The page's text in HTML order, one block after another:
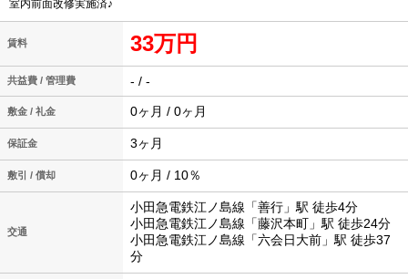
室内前面改修実施済♪
賃料 33万円
共益費 / 管理費 - / -
敷金 / 礼金 0ヶ月 / 0ヶ月
保証金 3ヶ月
敷引 / 償却 0ヶ月 / 10％
交通
小田急電鉄江ノ島線「善行」駅 徒歩4分
小田急電鉄江ノ島線「藤沢本町」駅 徒歩24分
小田急電鉄江ノ島線「六会日大前」駅 徒歩37
分